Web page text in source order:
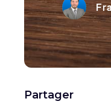
Partager